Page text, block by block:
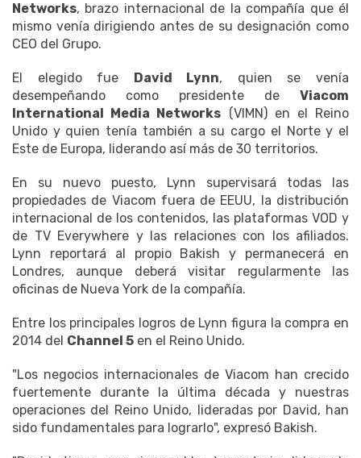
Networks, brazo internacional de la compañía que él
mismo venía dirigiendo antes de su designación como
CEO del Grupo.
El elegido fue David Lynn, quien se venía
desempeñando como presidente de Viacom
International Media Networks (VIMN) en el Reino
Unido y quien tenía también a su cargo el Norte y el
Este de Europa, liderando así más de 30 territorios.
En su nuevo puesto, Lynn supervisará todas las
propiedades de Viacom fuera de EEUU, la distribución
internacional de los contenidos, las plataformas VOD y
de TV Everywhere y las relaciones con los afiliados.
Lynn reportará al propio Bakish y permanecerá en
Londres, aunque deberá visitar regularmente las
oficinas de Nueva York de la compañía.
Entre los principales logros de Lynn figura la compra en
2014 del Channel 5 en el Reino Unido.
"Los negocios internacionales de Viacom han crecido
fuertemente durante la última década y nuestras
operaciones del Reino Unido, lideradas por David, han
sido fundamentales para lograrlo", expresó Bakish.